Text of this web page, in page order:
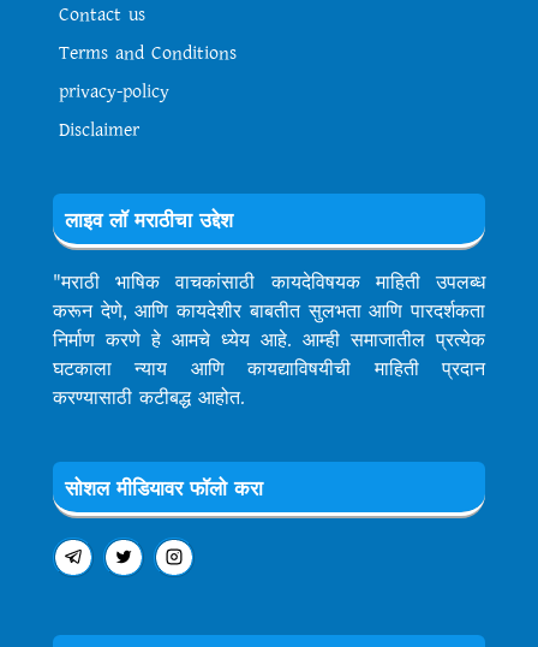
Contact us
Terms and Conditions
privacy-policy
Disclaimer
लाइव लॉ मराठीचा उद्देश
"मराठी भाषिक वाचकांसाठी कायदेविषयक माहिती उपलब्ध
करून देणे, आणि कायदेशीर बाबतीत सुलभता आणि पारदर्शकता
निर्माण करणे हे आमचे ध्येय आहे. आम्ही समाजातील प्रत्येक
घटकाला न्याय आणि कायद्याविषयीची माहिती प्रदान
करण्यासाठी कटीबद्ध आहोत.
सोशल मीडियावर फॉलो करा